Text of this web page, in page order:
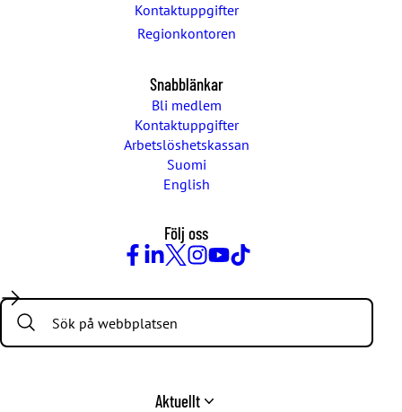
Kontaktuppgifter
Regionkontoren
Snabblänkar
Bli medlem
Kontaktuppgifter
Arbetslöshetskassan
Suomi
English
Följ oss
Search:
Aktuellt